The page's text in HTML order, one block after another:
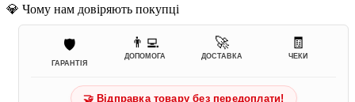
💎 Чому нам довіряють покупці
🛡️
ГАРАНТІЯ
👨‍💻
ДОПОМОГА
🚀
ДОСТАВКА
🧾
ЧЕКИ
🤝 Відправка товару без передоплати!